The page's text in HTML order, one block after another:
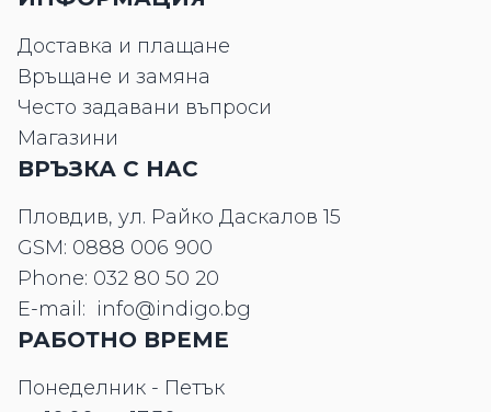
Доставка и плащане
Връщане и замяна
Често задавани въпроси
Магазини
ВРЪЗКА С НАС
Пловдив, ул. Райко Даскалов 15
GSM: 0888 006 900
Phone: 032 80 50 20
E-mail: info@indigo.bg
РАБОТНО ВРЕМЕ
Понеделник - Петък